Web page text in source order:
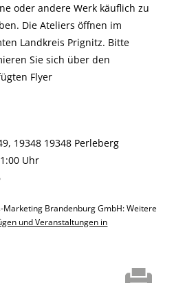
oder andere Werk käuflich zu
Die Ateliers öffnen im
Landkreis Prignitz. Bitte
Sie sich über den
Flyer
19348 19348 Perleberg
Uhr
Marketing Brandenburg GmbH: Weitere
und Veranstaltungen in